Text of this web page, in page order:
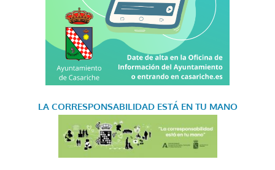
LA CORRESPONSABILIDAD ESTÁ EN TU MANO